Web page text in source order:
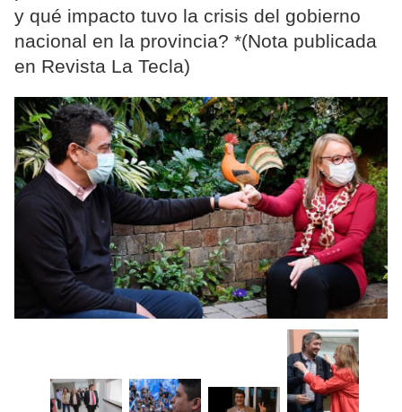
y qué impacto tuvo la crisis del gobierno
nacional en la provincia? *(Nota publicada
en Revista La Tecla)